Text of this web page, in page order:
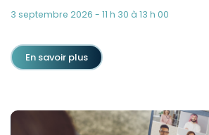
3 septembre 2026 - 11 h 30 à 13 h 00
En savoir plus